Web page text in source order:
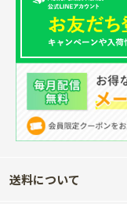
送料について